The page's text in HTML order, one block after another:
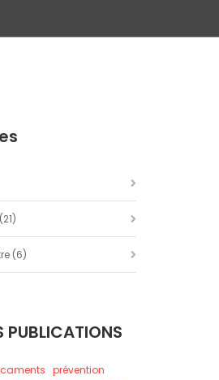
(21)
(6)
PUBLICATIONS
prévention